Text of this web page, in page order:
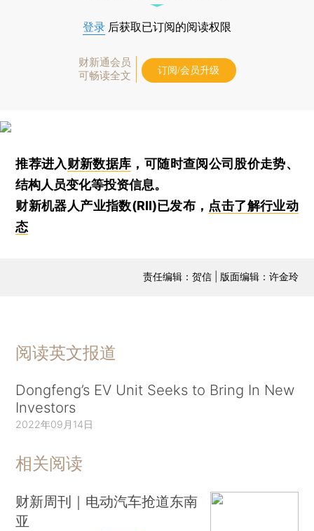
登录 后获取已订阅的阅读权限
财新通会员
可畅读全文
订阅/会员升级
推荐进入财新数据库 ，可随时查阅公司股价走势、
结构人员变化等投资信息。
财新机器人产业指数(RII)已发布， 点击了解行业动
态
责任编辑：贺信 | 版面编辑：许金玲
阅读英文报道
Dongfeng’s EV Unit Seeks to Bring In New
Investors
2022年09月14日
相关阅读
财新周刊｜电动汽车抢道东南
亚